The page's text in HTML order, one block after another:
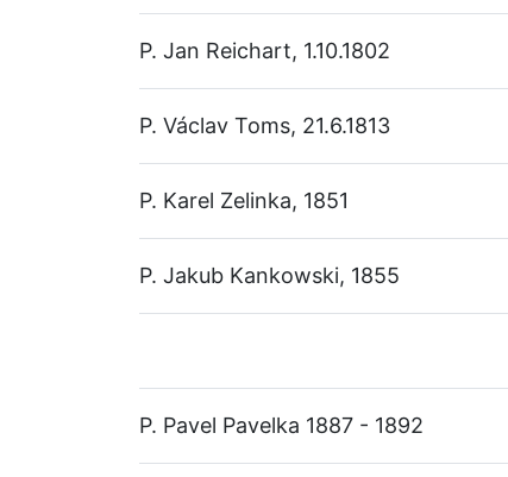
P. Jan Reichart, 1.10.1802
P. Václav Toms, 21.6.1813
P. Karel Zelinka, 1851
P. Jakub Kankowski, 1855
P. Pavel Pavelka 1887 - 1892